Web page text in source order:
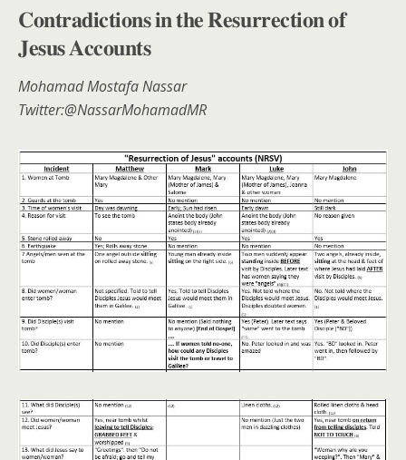
𝐂𝐨𝐧𝐭𝐫𝐚𝐝𝐢𝐜𝐭𝐢𝐨𝐧𝐬 𝐢𝐧 𝐭𝐡𝐞 𝐑𝐞𝐬𝐮𝐫𝐫𝐞𝐜𝐭𝐢𝐨𝐧 𝐨𝐟
𝐉𝐞𝐬𝐮𝐬 𝐀𝐜𝐜𝐨𝐮𝐧𝐭𝐬
Mohamad Mostafa Nassar
Twitter:@NassarMohamadMR